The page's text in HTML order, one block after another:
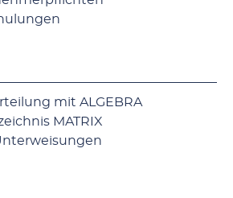
mit ALGEBRA
MATRIX